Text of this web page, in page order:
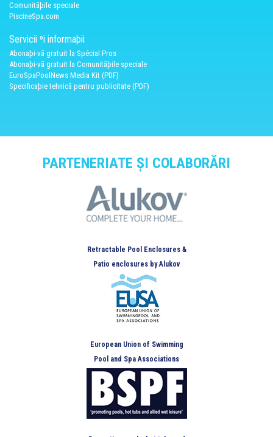
Comunitãþile speciale
PiscineSpa.com
Servicii ºi informaþii
Abonaþi-vã gratuit la Spécial Pros
Abonaþi-vã gratuit la Comunitãþile speciale
EuroSpaPoolNews Media Kit (PDF)
Specificaþie tehnicã pentru publicitate (PDF)
PARTENERIATE ȘI COLABORĂRI
Retractable Pool Enclosures &
Patio enclosures by Alukov
European Union of Swimming
Pool and Spa Associations